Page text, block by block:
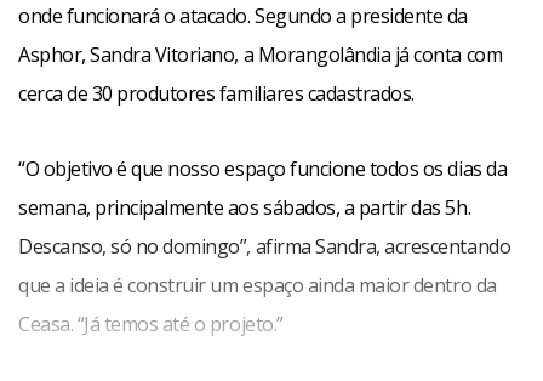
onde funcionará o atacado. Segundo a presidente da
Asphor, Sandra Vitoriano, a Morangolândia já conta com
cerca de 30 produtores familiares cadastrados.
“O objetivo é que nosso espaço funcione todos os dias da
semana, principalmente aos sábados, a partir das 5h.
Descanso, só no domingo”, afirma Sandra, acrescentando
que a ideia é construir um espaço ainda maior dentro da
Ceasa. “Já temos até o projeto.”